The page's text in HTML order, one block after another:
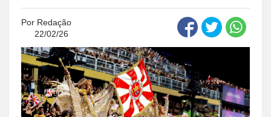
Por Redação
22/02/26